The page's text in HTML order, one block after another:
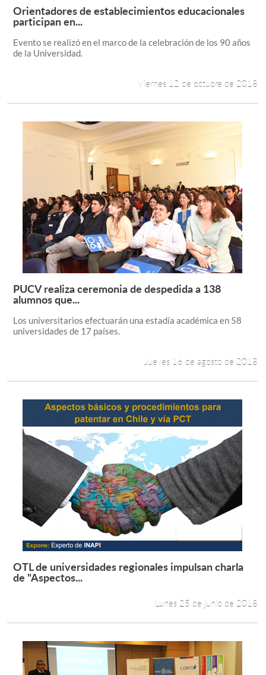
Leer más +
Orientadores de establecimientos educacionales
participan en...
Evento se realizó en el marco de la celebración de los 90 años
de la Universidad.
Viernes 12 de octubre de 2018
Leer más +
PUCV realiza ceremonia de despedida a 138
alumnos que...
Los universitarios efectuarán una estadía académica en 58
universidades de 17 países.
Jueves 16 de agosto de 2018
Leer más +
OTL de universidades regionales impulsan charla
de "Aspectos...
Lunes 25 de junio de 2018